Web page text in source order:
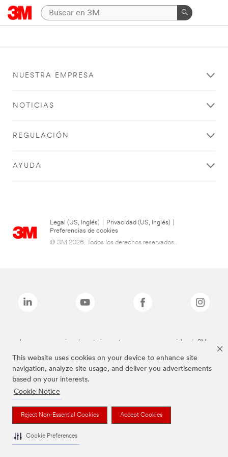
This website uses cookies on your device to enhance site
navigation, analyze site usage, and deliver you advertisements
based on your interests.
Cookie Notice
Reject Non-Essential Cookies Accept Cookies
Cookie Preferences
NUESTRA EMPRESA
NOTICIAS
REGULACIÓN
AYUDA
Legal (US, Inglés) Privacidad (US, Inglés)
Preferencias de cookies
© 3M 2026. Todos los derechos reservados..
Las marcas mencionadas anteriormente son marcas comerciales de 3M.